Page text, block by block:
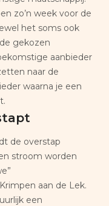
zo’n week voor de
het soms ook
gekozen
aanbieder
naar de
waarna je een
de overstap
stroom worden
aan de Lek.
een